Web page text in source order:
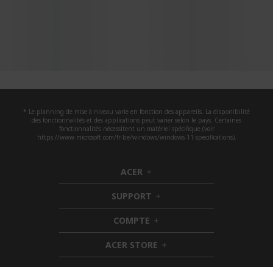
* Le planning de mise à niveau varie en fonction des appareils. La disponibilité
des fonctionnalités et des applications peut varier selon le pays. Certaines
fonctionnalités nécessitent un matériel spécifique (voir
https://www.microsoft.com/fr-be/windows/windows-11-specifications).
ACER h
i
d
d
e
n
SUPPORT h
i
d
d
e
n
COMPTE h
i
d
d
ACER STORE h
i